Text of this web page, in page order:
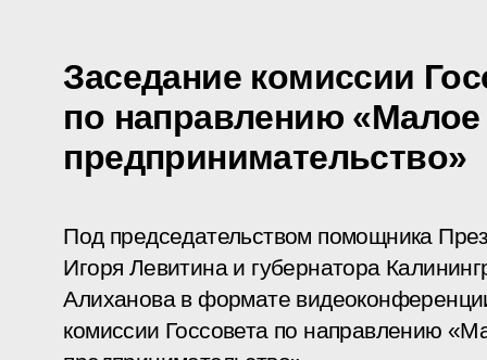
Заседание комиссии
по направлению «Малое
предпринимательство»
Под председательством помощника
Игоря Левитина и губернатора
Алиханова в формате
комиссии Госсовета по направлению